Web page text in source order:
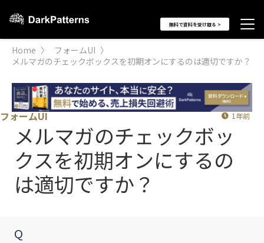
無料で資料を受け取る >
Home 〉 フォームUI 〉
メルマガのチェックボックスを初期オンにするのは適切ですか？
フォームUI 1年前
メルマガのチェックボッ
クスを初期オンにするの
は適切ですか？
Q